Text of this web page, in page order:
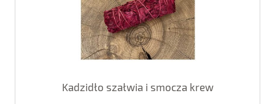
Kadzidło szałwia i smocza krew